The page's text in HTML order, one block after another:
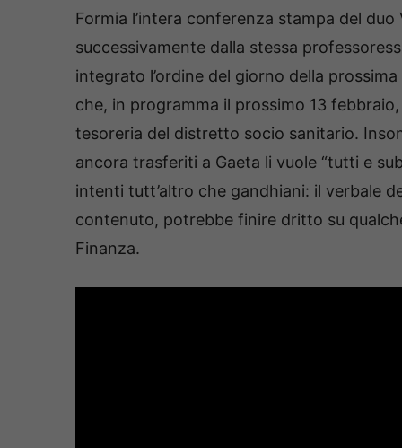
Formia l’intera conferenza stampa del
successivamente dalla stessa
integrato l’ordine del giorno della
che, in programma il prossimo 13
tesoreria del distretto socio sanitario.
ancora trasferiti a Gaeta li vuole “tutti e
intenti tutt’altro che gandhiani: il verbale
contenuto, potrebbe finire dritto su
Finanza.